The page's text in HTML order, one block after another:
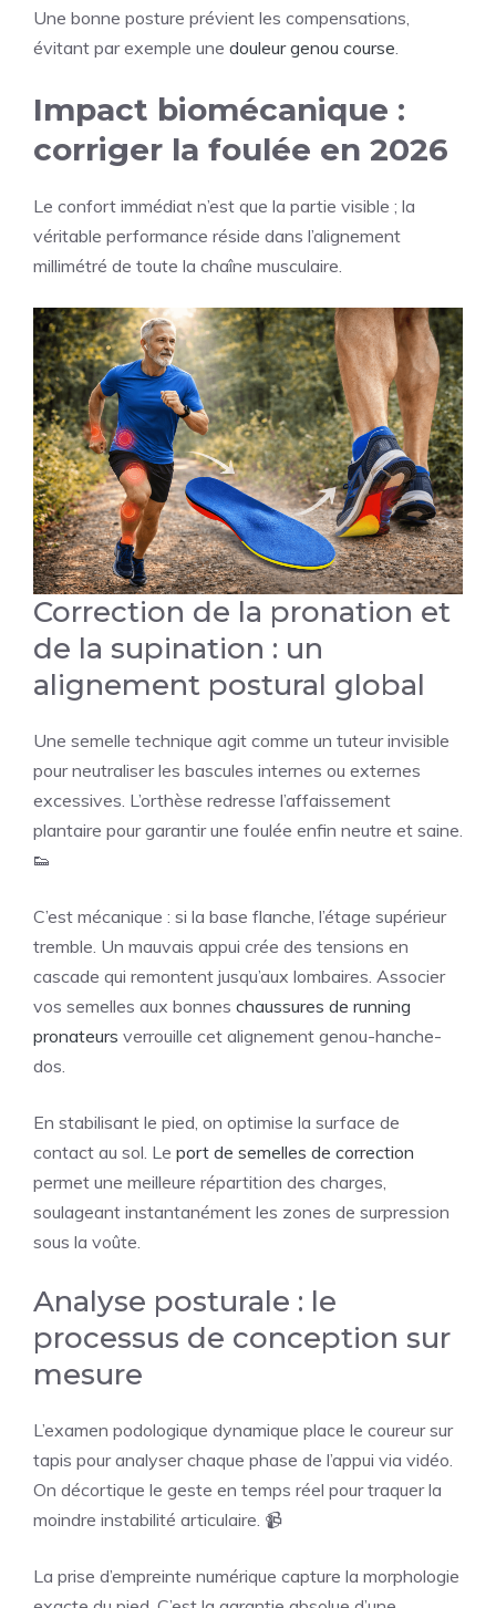
Une bonne posture prévient les compensations,
évitant par exemple une douleur genou course.
Impact biomécanique :
corriger la foulée en 2026
Le confort immédiat n’est que la partie visible ; la
véritable performance réside dans l’alignement
millimétré de toute la chaîne musculaire.
Correction de la pronation et
de la supination : un
alignement postural global
Une semelle technique agit comme un tuteur invisible
pour neutraliser les bascules internes ou externes
excessives. L’orthèse redresse l’affaissement
plantaire pour garantir une foulée enfin neutre et saine.
👟
C’est mécanique : si la base flanche, l’étage supérieur
tremble. Un mauvais appui crée des tensions en
cascade qui remontent jusqu’aux lombaires. Associer
vos semelles aux bonnes chaussures de running
pronateurs verrouille cet alignement genou-hanche-
dos.
En stabilisant le pied, on optimise la surface de
contact au sol. Le port de semelles de correction
permet une meilleure répartition des charges,
soulageant instantanément les zones de surpression
sous la voûte.
Analyse posturale : le
processus de conception sur
mesure
L’examen podologique dynamique place le coureur sur
tapis pour analyser chaque phase de l’appui via vidéo.
On décortique le geste en temps réel pour traquer la
moindre instabilité articulaire. 📹
La prise d’empreinte numérique capture la morphologie